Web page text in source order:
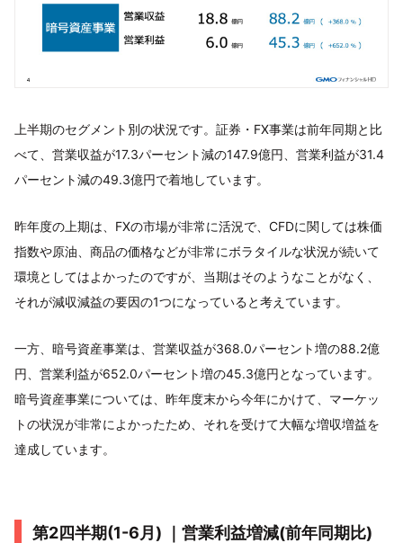
上半期のセグメント別の状況です。証券・FX事業は前年同期と比
べて、営業収益が17.3パーセント減の147.9億円、営業利益が31.4
パーセント減の49.3億円で着地しています。
昨年度の上期は、FXの市場が非常に活況で、CFDに関しては株価
指数や原油、商品の価格などが非常にボラタイルな状況が続いて
環境としてはよかったのですが、当期はそのようなことがなく、
それが減収減益の要因の1つになっていると考えています。
一方、暗号資産事業は、営業収益が368.0パーセント増の88.2億
円、営業利益が652.0パーセント増の45.3億円となっています。
暗号資産事業については、昨年度末から今年にかけて、マーケッ
トの状況が非常によかったため、それを受けて大幅な増収増益を
達成しています。
第2四半期(1-6月) ｜営業利益増減(前年同期比)